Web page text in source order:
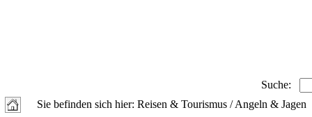
Suche:
Sie befinden sich hier: Reisen & Tourismus / Angeln & Jagen